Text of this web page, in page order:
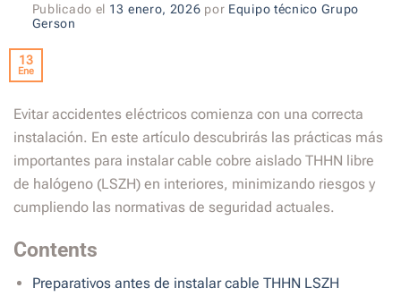
Publicado el 13 enero, 2026 por Equipo técnico Grupo
Gerson
13
Ene
Evitar accidentes eléctricos comienza con una correcta
instalación. En este artículo descubrirás las prácticas más
importantes para instalar cable cobre aislado THHN libre
de halógeno (LSZH) en interiores, minimizando riesgos y
cumpliendo las normativas de seguridad actuales.
Contents
Preparativos antes de instalar cable THHN LSZH